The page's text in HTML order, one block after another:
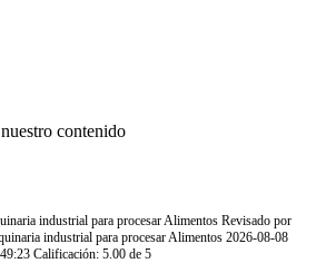
contenido
industrial para procesar Alimentos Revisado por
industrial para procesar Alimentos 2026-08-08
Calificación: 5.00 de 5